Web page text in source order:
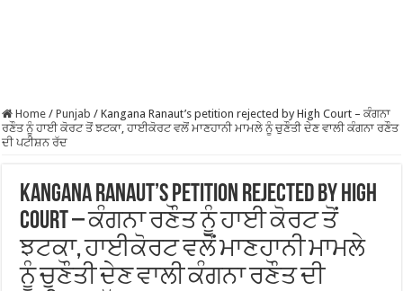
Home / Punjab / Kangana Ranaut’s petition rejected by High Court – ਕੰਗਨਾ
ਰਣੌਤ ਨੂੰ ਹਾਈ ਕੋਰਟ ਤੋਂ ਝਟਕਾ, ਹਾਈਕੋਰਟ ਵਲੋਂ ਮਾਣਹਾਨੀ ਮਾਮਲੇ ਨੂੰ ਚੁਣੌਤੀ ਦੇਣ ਵਾਲੀ ਕੰਗਨਾ ਰਣੌਤ
ਦੀ ਪਟੀਸ਼ਨ ਰੱਦ
Kangana Ranaut’s petition rejected by High
Court – ਕੰਗਨਾ ਰਣੌਤ ਨੂੰ ਹਾਈ ਕੋਰਟ ਤੋਂ
ਝਟਕਾ, ਹਾਈਕੋਰਟ ਵਲੋਂ ਮਾਣਹਾਨੀ ਮਾਮਲੇ
ਨੂੰ ਚੁਣੌਤੀ ਦੇਣ ਵਾਲੀ ਕੰਗਨਾ ਰਣੌਤ ਦੀ